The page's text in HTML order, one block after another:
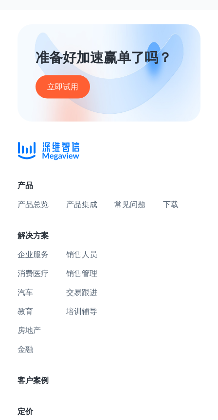
准备好加速赢单了吗？
立即试用
产品
产品总览 产品集成 常见问题 下载
解决方案
企业服务
消费医疗
汽车
教育
房地产
金融
销售人员
销售管理
交易跟进
培训辅导
客户案例
定价